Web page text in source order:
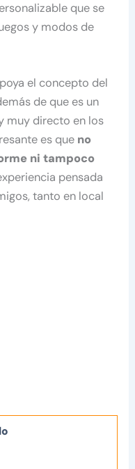
que se
y modos de
el concepto del
de que es un
muy directo en los
es que no
ni tampoco
pensada
tanto en local